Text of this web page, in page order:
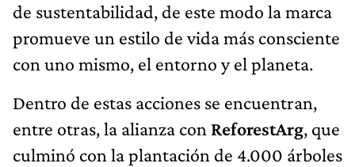
de sustentabilidad, de este modo la marca
promueve un estilo de vida más consciente
con uno mismo, el entorno y el planeta.
Dentro de estas acciones se encuentran,
entre otras, la alianza con ReforestArg, que
culminó con la plantación de 4.000 árboles